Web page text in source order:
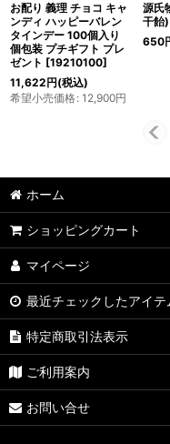
お配り 義理 チョコ キャ
ンディ ハッピーバレン
タインデー 100個入り
個包装 プチギフト プレ
ゼント [19210100]
11,622円(税込)
希望小売価格: 12,900円
源氏
干飴)
650
ホーム
ショッピングカート
マイページ
最近チェックしたアイテ
特定商取引法表示
ご利用案内
お問い合せ